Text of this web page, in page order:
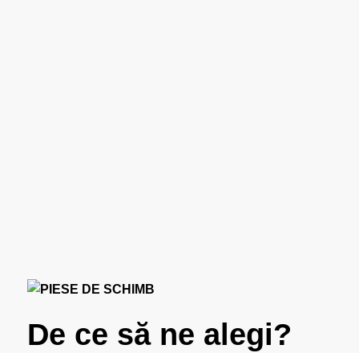
De ce să ne alegi?